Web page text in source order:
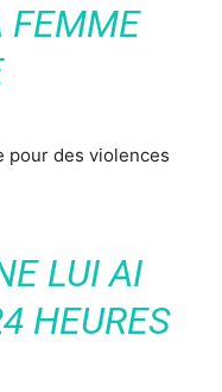
FEMME
pour des violences
LUI AI
HEURES